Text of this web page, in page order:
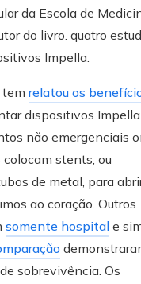
da Escola de
do livro. quatro
Impella.
relatou os
dispositivos
não emergenciais
colocam stents, ou
de metal, para
ao coração. Outros
somente hospital e
sobrevivência. Os